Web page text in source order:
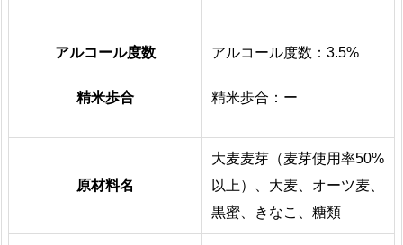
アルコール度数
精米歩合
アルコール度数：3.5%
精米歩合：ー
原材料名
大麦麦芽（麦芽使用率50%
以上）、大麦、オーツ麦、
黒蜜、きなこ、糖類